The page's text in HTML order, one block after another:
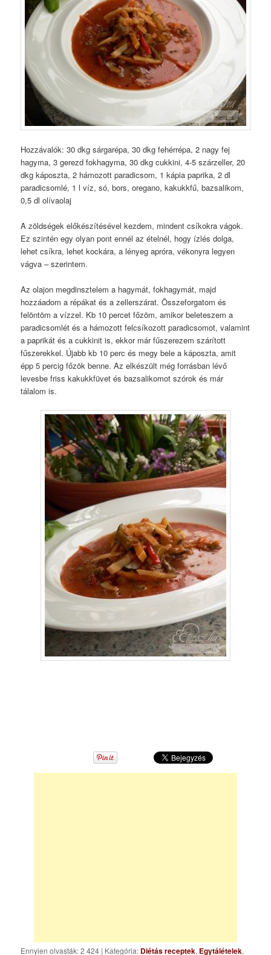
Hozzávalók: 30 dkg sárgarépa, 30 dkg fehérrépa, 2 nagy fej
hagyma, 3 gerezd fokhagyma, 30 dkg cukkini, 4-5 szárzeller, 20
dkg káposzta, 2 hámozott paradicsom, 1 kápia paprika, 2 dl
paradicsomlé, 1 l víz, só, bors, oregano, kakukkfű, bazsalikom,
0,5 dl olívaolaj
A zöldségek előkészítésével kezdem, mindent csíkokra vágok.
Ez szintén egy olyan pont ennél az ételnél, hogy ízlés dolga,
lehet csíkra, lehet kockára, a lényeg apróra, vékonyra legyen
vágva – szerintem.
Az olajon megdinsztelem a hagymát, fokhagymát, majd
hozzáadom a répákat és a zellerszárat. Összeforgatom és
felöntöm a vízzel. Kb 10 percet főzöm, amikor beleteszem a
paradicsomlét és a hámozott felcsíkozott paradicsomot, valamint
a paprikát és a cukkinit is, ekkor már fűszerezem szárított
fűszerekkel. Újabb kb 10 perc és megy bele a káposzta, amit
épp 5 percig főzök benne. Az elkészült még forrásban lévő
levesbe friss kakukkfüvet és bazsalikomot szórok és már
tálalom is.
Ennyien olvasták: 2 424 | Kategória: Diétás receptek, Egytálételek,